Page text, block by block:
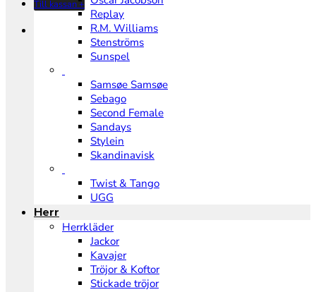
Till kassan+
Replay
R.M. Williams
Stenströms
Sunspel
Samsøe Samsøe
Sebago
Second Female
Sandays
Stylein
Skandinavisk
Twist & Tango
UGG
Herr
Herrkläder
Jackor
Kavajer
Tröjor & Koftor
Stickade tröjor